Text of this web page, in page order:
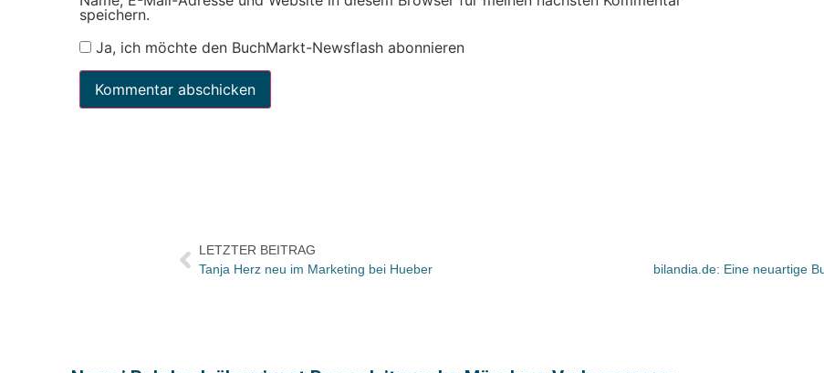
speichern.
Ja, ich möchte den BuchMarkt-Newsflash abonnieren
LETZTER BEITRAG
Tanja Herz neu im Marketing bei Hueber
bilandia.de: Eine neuartige